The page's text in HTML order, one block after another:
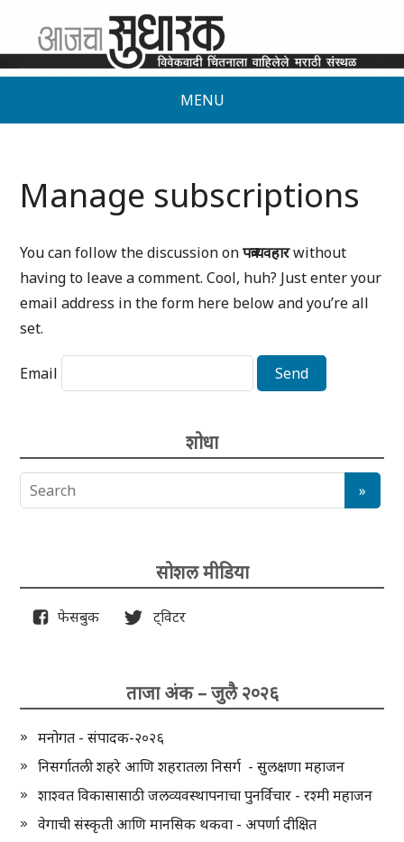
MENU
Manage subscriptions
You can follow the discussion onपत्रव्यवहारwithout
having to leave a comment. Cool, huh? Just enter your
email address in the form here below and you’re all
set.
Email
शोधा
सोशल मीडिया
फेसबुक ट्विटर
ताजा अंक – जुलै २०२६
मनोगत - संपादक-२०२६
निसर्गातली शहरे आणि शहरातला निसर्ग - सुलक्षणा महाजन
शाश्वत विकासासाठी जलव्यवस्थापनाचा पुनर्विचार - रश्मी महाजन
वेगाची संस्कृती आणि मानसिक थकवा - अपर्णा दीक्षित